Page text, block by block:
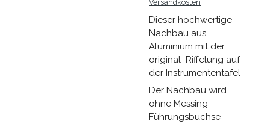
Versandkosten
Dieser hochwertige
Nachbau aus
Aluminium mit der
original Riffelung auf
der Instrumententafel
Der Nachbau wird
ohne Messing-
Führungsbuchse